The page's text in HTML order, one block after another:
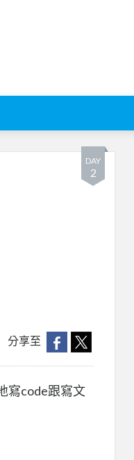
DAY
2
分享至
寫code跟寫文